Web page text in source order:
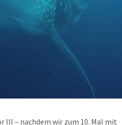
III – nachdem wir zum 10. Mal mit